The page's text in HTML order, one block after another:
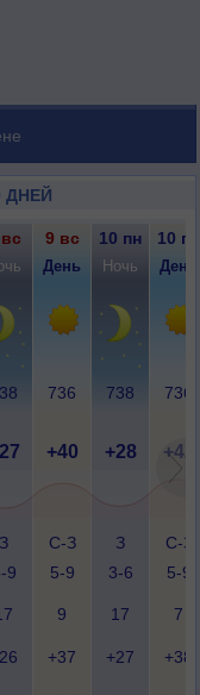
ДНЕЙ
9 вс 10 пн 10 пн
День Ночь День
736 738 736
+40 +28 +42
З
9
С-З
5-9
З
3-6
С-З
5-9
9 17 7
+37 +27 +38